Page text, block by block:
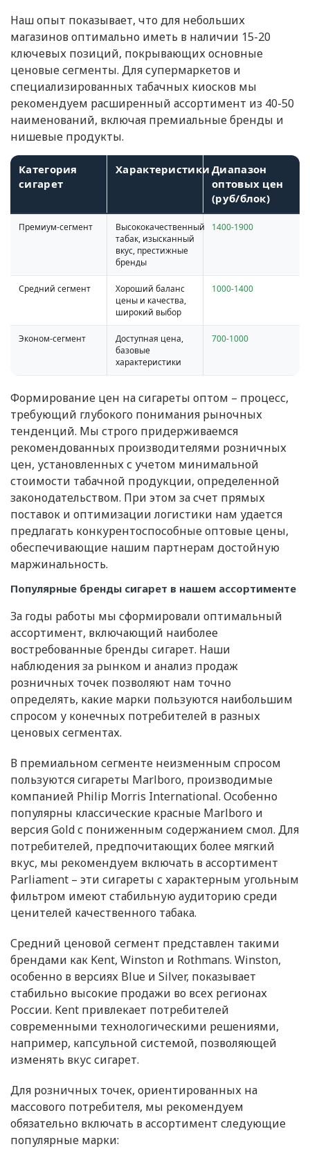
Наш опыт показывает, что для небольших
магазинов оптимально иметь в наличии 15-20
ключевых позиций, покрывающих основные
ценовые сегменты. Для супермаркетов и
специализированных табачных киосков мы
рекомендуем расширенный ассортимент из 40-50
наименований, включая премиальные бренды и
нишевые продукты.
Категория
сигарет
Характеристики Диапазон
оптовых цен
(руб/блок)
Премиум-сегмент
Высококачественный
табак, изысканный
вкус, престижные
бренды
1400-1900
Средний сегмент
Хороший баланс
цены и качества,
широкий выбор
1000-1400
Эконом-сегмент
Доступная цена,
базовые
характеристики
700-1000
Формирование цен на сигареты оптом – процесс,
требующий глубокого понимания рыночных
тенденций. Мы строго придерживаемся
рекомендованных производителями розничных
цен, установленных с учетом минимальной
стоимости табачной продукции, определенной
законодательством. При этом за счет прямых
поставок и оптимизации логистики нам удается
предлагать конкурентоспособные оптовые цены,
обеспечивающие нашим партнерам достойную
маржинальность.
Популярные бренды сигарет в нашем ассортименте
За годы работы мы сформировали оптимальный
ассортимент, включающий наиболее
востребованные бренды сигарет. Наши
наблюдения за рынком и анализ продаж
розничных точек позволяют нам точно
определять, какие марки пользуются наибольшим
спросом у конечных потребителей в разных
ценовых сегментах.
В премиальном сегменте неизменным спросом
пользуются сигареты Marlboro, производимые
компанией Philip Morris International. Особенно
популярны классические красные Marlboro и
версия Gold с пониженным содержанием смол. Для
потребителей, предпочитающих более мягкий
вкус, мы рекомендуем включать в ассортимент
Parliament – эти сигареты с характерным угольным
фильтром имеют стабильную аудиторию среди
ценителей качественного табака.
Средний ценовой сегмент представлен такими
брендами как Kent, Winston и Rothmans. Winston,
особенно в версиях Blue и Silver, показывает
стабильно высокие продажи во всех регионах
России. Kent привлекает потребителей
современными технологическими решениями,
например, капсульной системой, позволяющей
изменять вкус сигарет.
Для розничных точек, ориентированных на
массового потребителя, мы рекомендуем
обязательно включать в ассортимент следующие
популярные марки: